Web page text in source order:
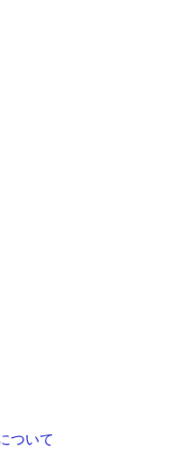
ついて